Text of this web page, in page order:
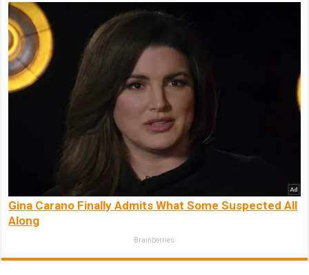
Gina Carano Finally Admits What Some Suspected All
Along
Brainberries